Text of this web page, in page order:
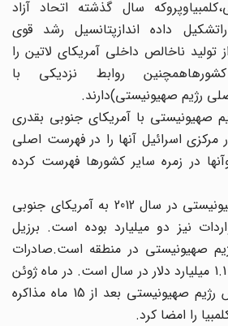
سال گذشته اتحاد آزاد
داده اندازپتانسیل رشد قوی
36٪ از تولید ناخالص داخلی آمریکای لاتین را
روابط نزدیکی با
رژیم صهیونیستی)دارند.
صهیونیستی با آمریکای جنوبی بقدری
مرکزی اسرائیل آنها را در فهرست اصلی
در زمره سایر کشورها فهرست کرده
میزان صادرات رژیم صهیونیستی در سال 2012 به آمریکای جنوبی
واردات نیز دو میلیارد بوده است. برزیل
صهیونیستی در منطقه است.صادرات
اسراییل به برزیل حدود 1.1 میلیارد دلار در سال است. در ماه ژوئن
گذشته شیمون پرز رئیس رژیم صهیونیستی بعد از 15 ماه مذاکره
را امضا کرد.